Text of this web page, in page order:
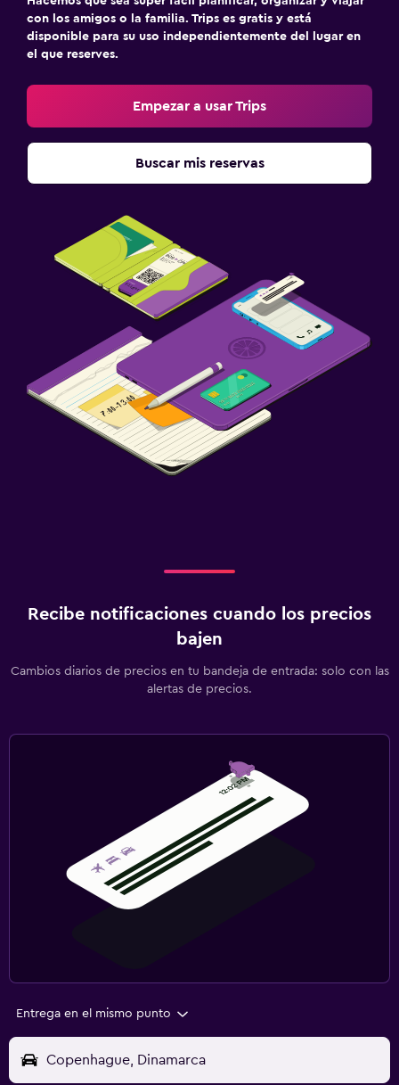
con los amigos o la familia. Trips es gratis y está
disponible para su uso independientemente del lugar en
el que reserves.
Empezar a usar Trips
Buscar mis reservas
Recibe notificaciones cuando los precios
bajen
Cambios diarios de precios en tu bandeja de entrada: solo con las
alertas de precios.
Entrega en el mismo punto
Copenhague, Dinamarca